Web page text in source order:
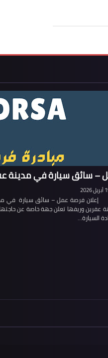
– سائق سيارة في مدينة
فرصة عمل – سائق سيارة في
عفرين وريفها تعلن جهة خاصة عن
السيارة…